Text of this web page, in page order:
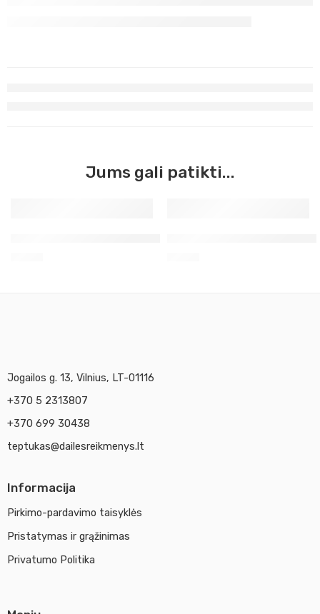
Jums gali patikti...
Jogailos g. 13, Vilnius, LT-01116
+370 5 2313807
+370 699 30438
teptukas@dailesreikmenys.lt
Informacija
Pirkimo-pardavimo taisyklės
Pristatymas ir grąžinimas
Privatumo Politika